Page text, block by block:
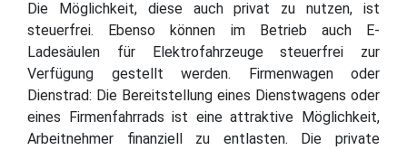
Die Möglichkeit, diese auch privat zu nutzen, ist
steuerfrei. Ebenso können im Betrieb auch E-
Ladesäulen für Elektrofahrzeuge steuerfrei zur
Verfügung gestellt werden. Firmenwagen oder
Dienstrad: Die Bereitstellung eines Dienstwagens oder
eines Firmenfahrrads ist eine attraktive Möglichkeit,
Arbeitnehmer finanziell zu entlasten. Die private